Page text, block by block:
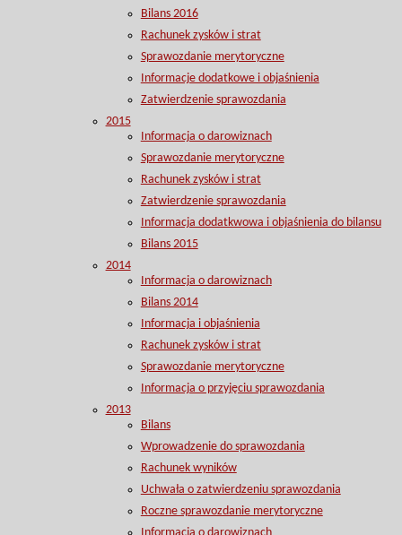
Bilans 2016
Rachunek zysków i strat
Sprawozdanie merytoryczne
Informacje dodatkowe i objaśnienia
Zatwierdzenie sprawozdania
2015
Informacja o darowiznach
Sprawozdanie merytoryczne
Rachunek zysków i strat
Zatwierdzenie sprawozdania
Informacja dodatkwowa i objaśnienia do bilansu
Bilans 2015
2014
Informacja o darowiznach
Bilans 2014
Informacja i objaśnienia
Rachunek zysków i strat
Sprawozdanie merytoryczne
Informacja o przyjęciu sprawozdania
2013
Bilans
Wprowadzenie do sprawozdania
Rachunek wyników
Uchwała o zatwierdzeniu sprawozdania
Roczne sprawozdanie merytoryczne